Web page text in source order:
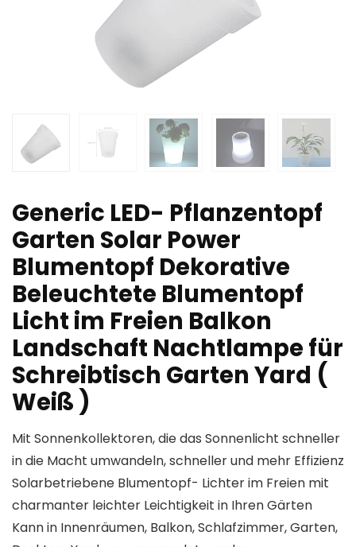
Generic LED- Pflanzentopf
Garten Solar Power
Blumentopf Dekorative
Beleuchtete Blumentopf
Licht im Freien Balkon
Landschaft Nachtlampe für
Schreibtisch Garten Yard (
Weiß )
Mit Sonnenkollektoren, die das Sonnenlicht schneller
in die Macht umwandeln, schneller und mehr Effizienz
Solarbetriebene Blumentopf- Lichter im Freien mit
charmanter leichter Leichtigkeit in Ihren Gärten
Kann in Innenräumen, Balkon, Schlafzimmer, Garten,